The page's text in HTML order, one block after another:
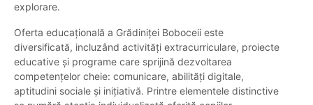
explorare.
Oferta educațională a Grădiniței Boboceii este
diversificată, incluzând activități extracurriculare, proiecte
educative și programe care sprijină dezvoltarea
competențelor cheie: comunicare, abilități digitale,
aptitudini sociale și inițiativă. Printre elementele distinctive